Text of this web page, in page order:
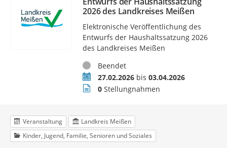
2026 des Landkreises Meißen
Elektronische Veröffentlichung des
Entwurfs der Haushaltssatzung 2026
des Landkreises Meißen
StatusBeendet
Zeitraum27.02.2026bis 03.04.2026
Stellungnahmen
0Stellungnahmen
Veranstaltung
Landkreis Meißen
Kinder, Jugend, Familie, Senioren und Soziales